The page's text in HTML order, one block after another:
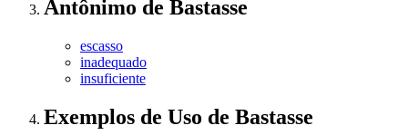
Antônimo de Bastasse
escasso
inadequado
insuficiente
Exemplos de Uso de Bastasse